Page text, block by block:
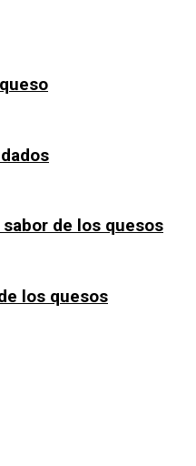
de los quesos
los quesos